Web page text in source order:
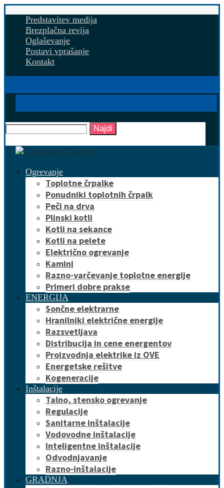
Predstavitev medija
Brezplačna revija
Oglaševanje
Postavi vprašanje
Kontakt
Najdi
Ogrevanje
Toplotne črpalke
Ponudniki toplotnih črpalk
Peči na drva
Plinski kotli
Kotli na sekance
Kotli na pelete
Električno ogrevanje
Kamini
Razno-varčevanje toplotne energije
Primeri dobre prakse
ENERGIJA
Sončne elektrarne
Hranilniki električne energije
Razsvetljava
Distribucija in cene energentov
Proizvodnja elektrike iz OVE
Energetske rešitve
Kogeneracije
Inštalacije
Talno, stensko ogrevanje
Regulacije
Sanitarne inštalacije
Vodovodne inštalacije
Inteligentne inštalacije
Odvodnjavanje
Razno-inštalacije
GRADNJA